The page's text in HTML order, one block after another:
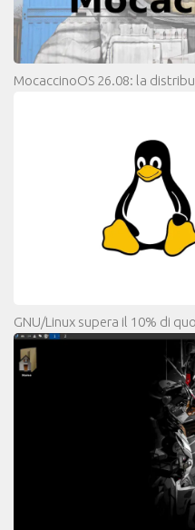
MocaccinoOS 26.08: la
GNU/Linux supera il 10% di